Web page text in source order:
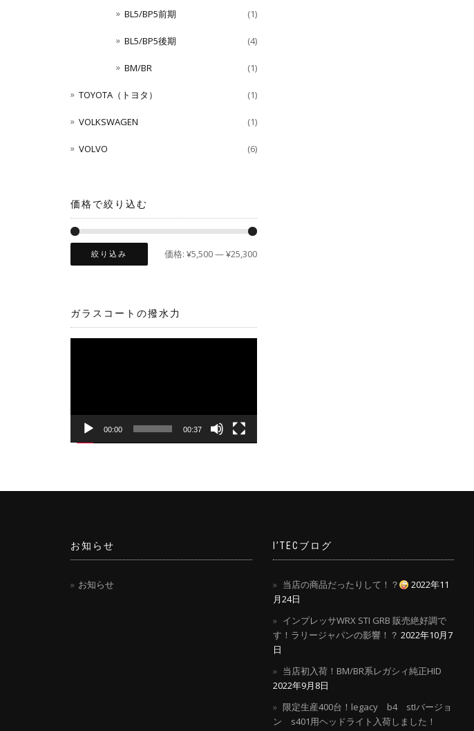
BL5/BP5前期 (1)
BL5/BP5後期 (4)
BM/BR (1)
TOYOTA（トヨタ） (1)
VOLKSWAGEN (1)
VOLVO (6)
価格で絞り込む
絞り込み 価格: ¥5,500—¥25,300
ガラスコートの撥水力
ー
00:00 00:37
お知らせ
お知らせ
I’TECブログ
当店の商品だったりして！？
2022年11
月24日
インプレッサWRX STI GRB 販売絶好調で
す！ラリージャパンの影響！？ 2022年10月7
日
当店初入荷！BM/BR系レガシィ純正HID
2022年9月8日
限定生産400台！legacy b4 stIバージョ
ン s401用ヘッドライト入荷しました！